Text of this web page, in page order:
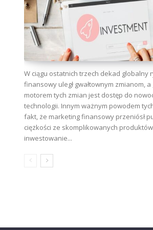
W ciągu ostatnich trzech dekad globalny
finansowy uległ gwałtownym zmianom, a
motorem tych zmian jest dostęp do
technologii. Innym ważnym powodem
fakt, że marketing finansowy przeniósł
ciężkości ze skomplikowanych
inwestowanie...